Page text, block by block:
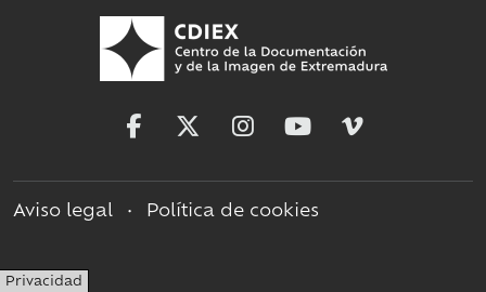
Aviso legal • Política de cookies
Privacidad